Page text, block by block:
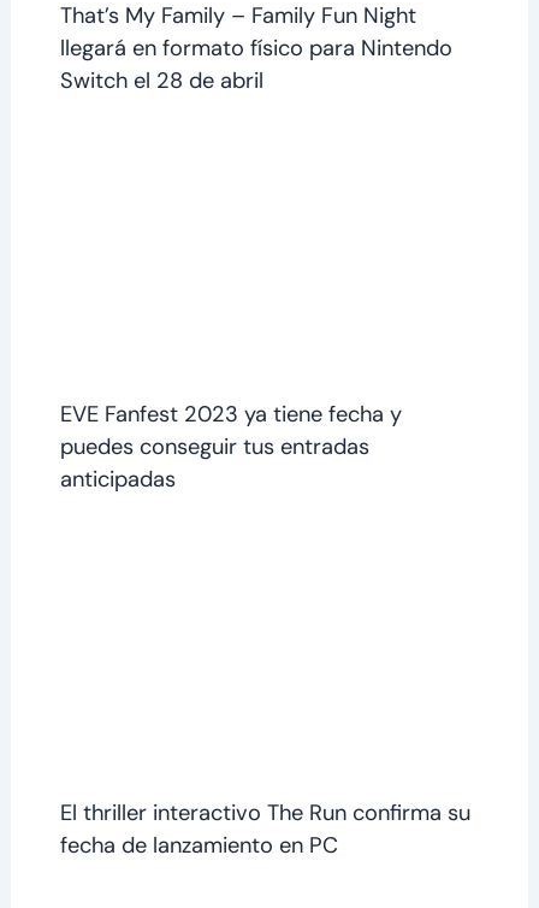
That’s My Family – Family Fun Night
llegará en formato físico para Nintendo
Switch el 28 de abril
EVE Fanfest 2023 ya tiene fecha y
puedes conseguir tus entradas
anticipadas
El thriller interactivo The Run confirma su
fecha de lanzamiento en PC